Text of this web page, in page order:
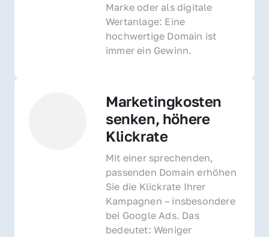
Marke oder als digitale
Wertanlage: Eine
hochwertige Domain ist
immer ein Gewinn.
Marketingkosten
senken, höhere
Klickrate
Mit einer sprechenden,
passenden Domain erhöhen
Sie die Klickrate Ihrer
Kampagnen – insbesondere
bei Google Ads. Das
bedeutet: Weniger